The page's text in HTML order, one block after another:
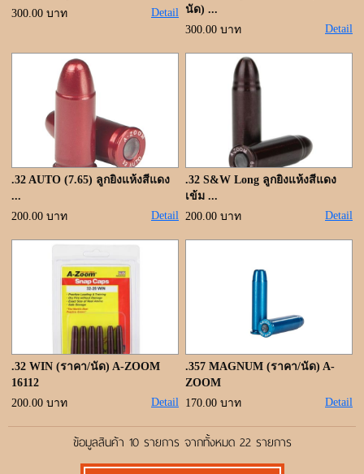
300.00 บาท
Detail นัด) ...
300.00 บาท
Detail
.32 AUTO (7.65) ลูกยิงแห้งสีแดง
...
200.00 บาท
Detail
.32 S&W Long ลูกยิงแห้งสีแดง
เข้ม ...
200.00 บาท
Detail
.32 WIN (ราคา/นัด) A-ZOOM
16112
200.00 บาท
Detail
.357 MAGNUM (ราคา/นัด) A-
ZOOM
170.00 บาท
Detail
ข้อมูลสินค้า 10 รายการ จากทั้งหมด 22 รายการ